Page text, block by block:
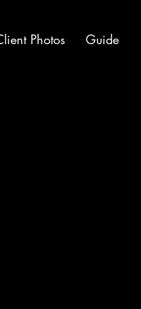
Photos Guide